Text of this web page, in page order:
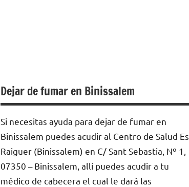
Dejar de fumar en Binissalem
Si necesitas ayuda para dejar de fumar en
Binissalem puedes acudir al Centro de Salud Es
Raiguer (Binissalem) en C/ Sant Sebastia, Nº 1,
07350 – Binissalem, allí puedes acudir a tu
médico de cabecera el cual le dará las